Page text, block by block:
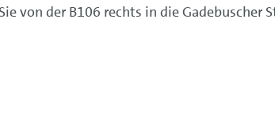
von der B106 rechts in die Gadebuscher